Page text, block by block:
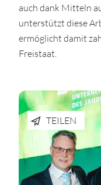
auch dank Mitteln
unterstützt diese
ermöglicht damit
Freistaat.
TEILEN